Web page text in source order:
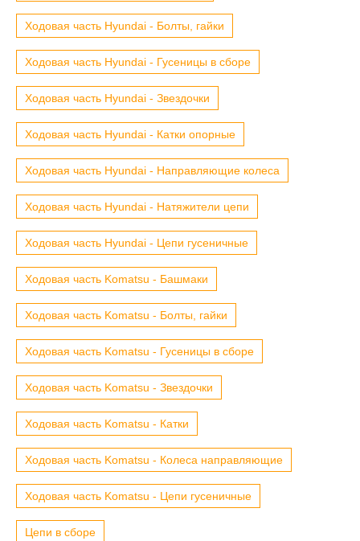
Ходовая часть Hyundai - Болты, гайки
Ходовая часть Hyundai - Гусеницы в сборе
Ходовая часть Hyundai - Звездочки
Ходовая часть Hyundai - Катки опорные
Ходовая часть Hyundai - Направляющие колеса
Ходовая часть Hyundai - Натяжители цепи
Ходовая часть Hyundai - Цепи гусеничные
Ходовая часть Komatsu - Башмаки
Ходовая часть Komatsu - Болты, гайки
Ходовая часть Komatsu - Гусеницы в сборе
Ходовая часть Komatsu - Звездочки
Ходовая часть Komatsu - Катки
Ходовая часть Komatsu - Колеса направляющие
Ходовая часть Komatsu - Цепи гусеничные
Цепи в сборе